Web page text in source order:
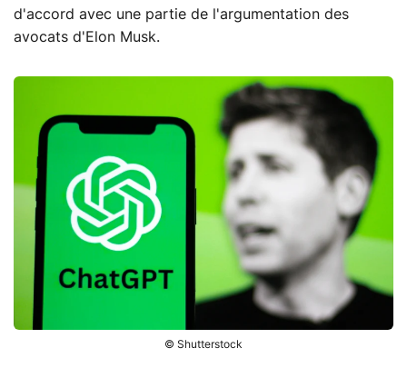
d'accord avec une partie de l'argumentation des
avocats d'Elon Musk.
© Shutterstock